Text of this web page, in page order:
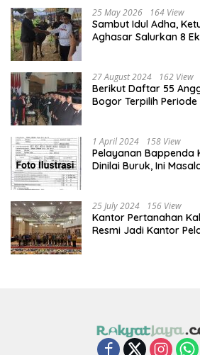
25 May 2026 164 View
Sambut Idul Adha,
Aghasar Salurkan 8
27 August 2024 162 View
Berikut Daftar 55
Bogor Terpilih
1 April 2024 158 View
Pelayanan Bappenda
Dinilai Buruk, Ini
25 July 2024 156 View
Kantor Pertanahan
Resmi Jadi Kantor